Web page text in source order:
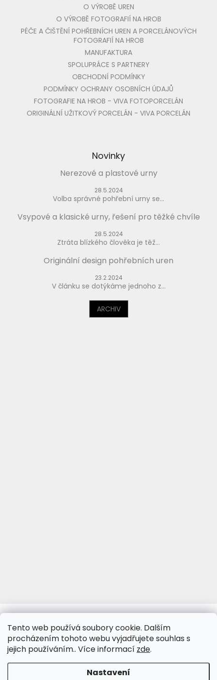
Tento web používá soubory cookie. Dalším
procházením tohoto webu vyjadřujete souhlas s
jejich používáním.. Více informací zde.
Nastavení
O VÝROBĚ UREN
O VÝROBĚ FOTOGRAFIÍ NA HROB
PÉČE A ČIŠTĚNÍ POHŘEBNÍCH UREN A PORCELÁNOVÝCH
FOTOGRAFIÍ NA HROB
MANUFAKTURA
SPOLUPRÁCE S PARTNERY
OBCHODNÍ PODMÍNKY
PODMÍNKY OCHRANY OSOBNÍCH ÚDAJŮ
FOTOGRAFIE NA HROB - VIVA FOTOPORCELÁN
ORIGINÁLNÍ UŽITKOVÝ PORCELÁN - VIVA PORCELÁN
Novinky
Nerezové a plastové urny
28.5.2024
Volba správné pohřební urny se...
Vsypové a klasické urny, řešení pro těžké chvíle
28.5.2024
Ztráta blízkého člověka je těž...
Originální design pohřebních uren
23.2.2024
V článku se dotýkáme jednoho z...
ARCHIV
www.viva-fotoporcelan.cz www.vivaporcelan.cz
Vytvořil Shoptet